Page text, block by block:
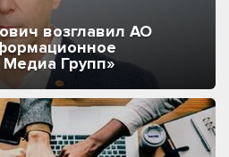
возглавил АО
Медиа Групп»